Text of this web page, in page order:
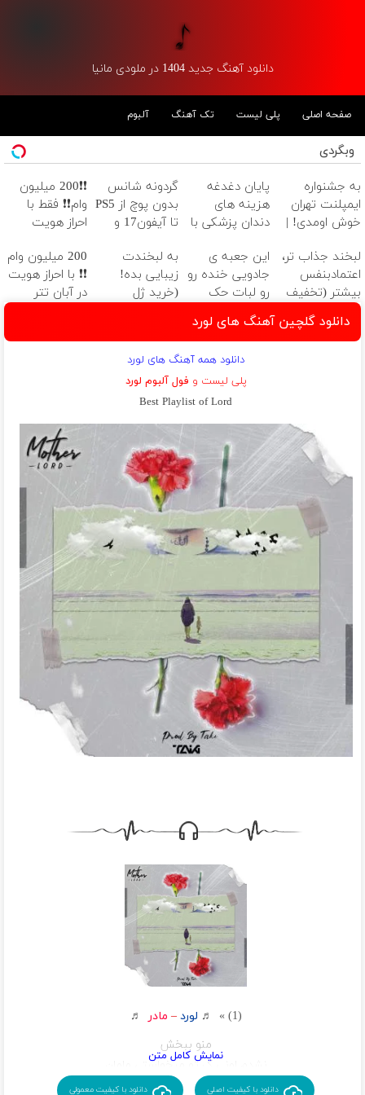
دانلود آهنگ جدید 1404 در ملودی مانیا
صفحه اصلی پلی لیست تک آهنگ آلبوم
وبگردی
به جشنواره
ایمپلنت تهران
خوش اومدی! |
مشاوره رایگان
بگیر!
پایان دغدغه
هزینه های
دندان پزشکی با
کننده خانگی
گردونه شانس
بدون پوچ از PS5
تا آیفون17 و
❗❗200 میلیون
وام❗❗ فقط با
احراز هویت
لبخند جذاب تر،
اعتمادبنفس
بیشتر (تخفیف
تا امشب)
این جعبه ی
جادویی خنده رو
رو لبات حک
میکنه
خرید40%تخفیف
به لبخندت
زیبایی بده!
(خرید ژل
با40%تخفیف)
200 میلیون وام
❗❗ با احراز هویت
در آبان تتر
دانلود گلچین آهنگ های لورد
دانلود همه آهنگ های لورد
پلی لیست و فول آلبوم لورد
Best Playlist of Lord
(1) » ♬ لورد – مادر
♬
منو ببخش
نشدم اونی ک تو میخواستی مامان
منو ببخشدانلود با کیفیت اصلی دانلود با کیفیت معمولی